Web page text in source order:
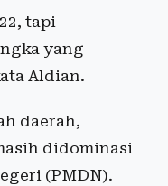
tapi
yang
Aldian.
daerah,
didominasi
(PMDN).